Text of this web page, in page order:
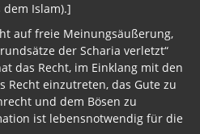
auf freie Meinungsäußerung,
der Scharia verletzt“
das Recht, im Einklang mit den
Recht einzutreten, das Gute zu
und dem Bösen zu
ist lebensnotwendig für die